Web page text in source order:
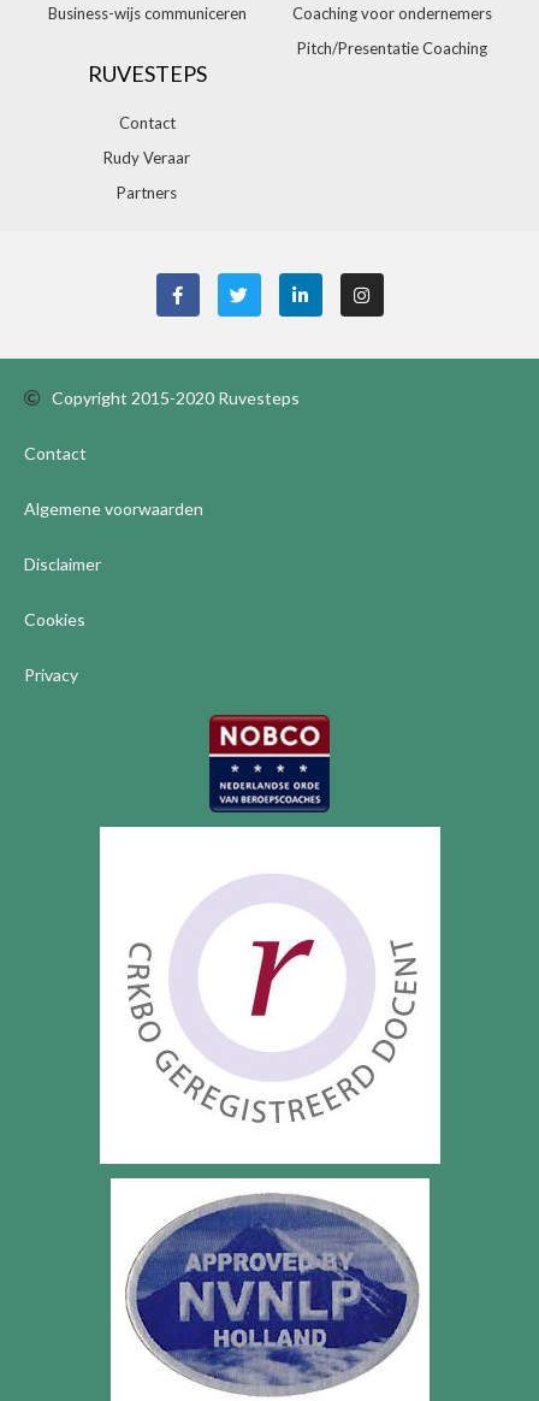
Business-wijs communiceren
Coaching voor ondernemers
Pitch/Presentatie Coaching
RUVESTEPS
Contact
Rudy Veraar
Partners
Copyright 2015-2020 Ruvesteps
Contact
Algemene voorwaarden
Disclaimer
Cookies
Privacy